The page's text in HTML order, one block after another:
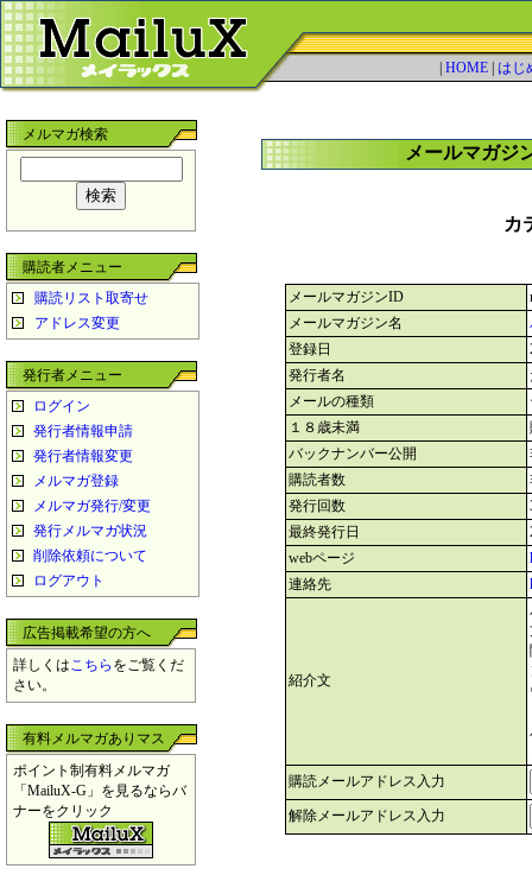
HOME| はじ
メルマガ検索
購読者メニュー
購読リスト取寄せ
アドレス変更
発行者メニュー
ログイン
発行者情報申請
発行者情報変更
メルマガ登録
メルマガ発行/変更
発行メルマガ状況
削除依頼について
ログアウト
広告掲載希望の方へ
詳しくはこちら をご覧くだ
さい。
有料メルマガありマス
ポイント制有料メルマガ
「MailuX-G」を見るならバ
ナーをクリック
メールマガジ
カ
メールマガジンID
メールマガジン名
登録日
発行者名
メールの種類
１８歳未満
バックナンバー公開
購読者数
発行回数
最終発行日
webページ
連絡先
紹介文
購読メールアドレス入力
解除メールアドレス入力